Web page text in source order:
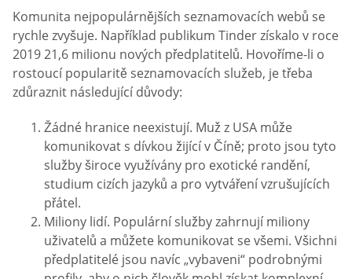
Komunita nejpopulárnějších seznamovacích webů se
rychle zvyšuje. Například publikum Tinder získalo v roce
2019 21,6 milionu nových předplatitelů. Hovoříme-li o
rostoucí popularitě seznamovacích služeb, je třeba
zdůraznit následující důvody:
Žádné hranice neexistují. Muž z USA může
komunikovat s dívkou žijící v Číně; proto jsou tyto
služby široce využívány pro exotické randění,
studium cizích jazyků a pro vytváření vzrušujících
přátel.
Miliony lidí. Populární služby zahrnují miliony
uživatelů a můžete komunikovat se všemi. Všichni
předplatitelé jsou navíc „vybaveni“ podrobnými